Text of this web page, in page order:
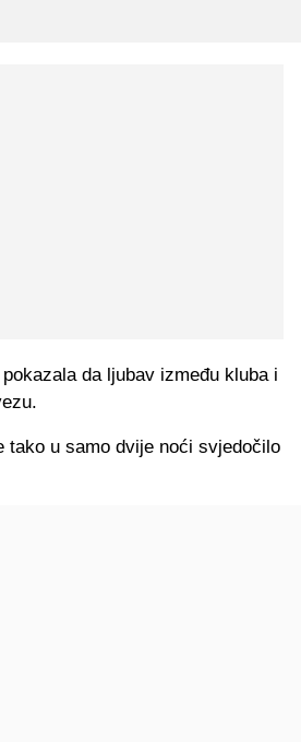
da ljubav između kluba i
tako u samo dvije noći svjedočilo